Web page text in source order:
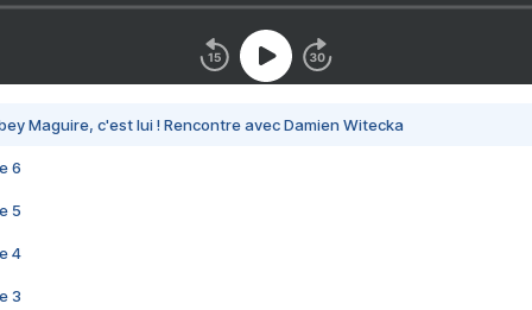
Maguire, c'est lui ! Rencontre avec Damien Witecka
6
5
4
3